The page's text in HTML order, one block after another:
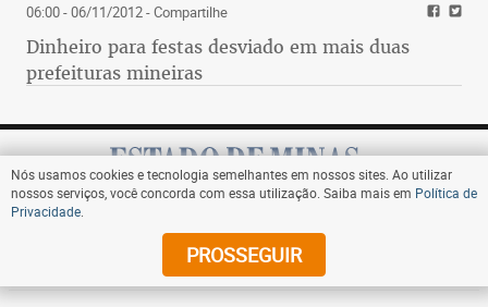
06:00 - 06/11/2012- Compartilhe
Dinheiro para festas desviado em mais duas
prefeituras mineiras
Assine
Nós usamos cookies e tecnologia semelhantes em nossos sites. Ao utilizar
nossos serviços, você concorda com essa utilização. Saiba mais em Política de
Privacidade
PROSSEGUIR